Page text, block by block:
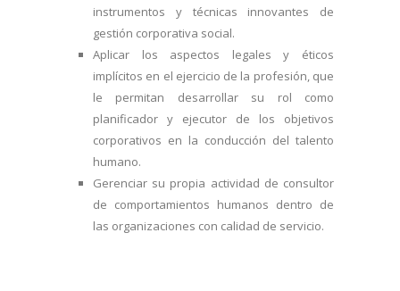
instrumentos y técnicas innovantes de
gestión corporativa social.
Aplicar los aspectos legales y éticos
implícitos en el ejercicio de la profesión, que
le permitan desarrollar su rol como
planificador y ejecutor de los objetivos
corporativos en la conducción del talento
humano.
Gerenciar su propia actividad de consultor
de comportamientos humanos dentro de
las organizaciones con calidad de servicio.